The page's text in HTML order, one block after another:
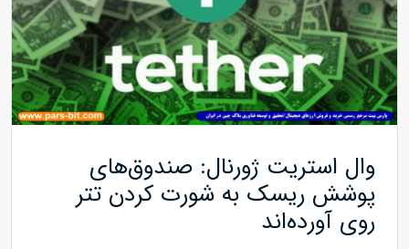
وال استریت ژورنال: صندوق‌های
پوشش ریسک به شورت کردن تتر
روی آورده‌اند